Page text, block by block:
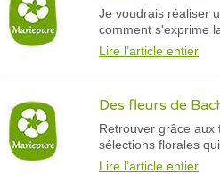
Je voudrais réaliser
comment s'exprime
Lire l’article entier
Des fleurs de
Retrouver grâce aux
sélections florales
Lire l’article entier